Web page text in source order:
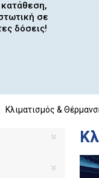
σε
δόσεις!
Κλιματισμός &